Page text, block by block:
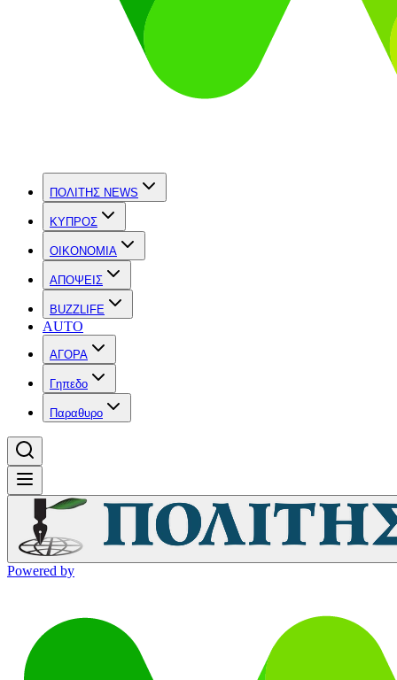
ΠΟΛΙΤΗΣ NEWS
ΚΥΠΡΟΣ
OIKONOMIA
ΑΠΟΨΕΙΣ
BUZZLIFE
AUTO
ΑΓΟΡΑ
Γηπεδο
Παραθυρο
Powered by